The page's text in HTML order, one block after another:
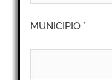
MUNICIPIO *